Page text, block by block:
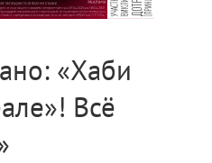
«Хаби
Всё